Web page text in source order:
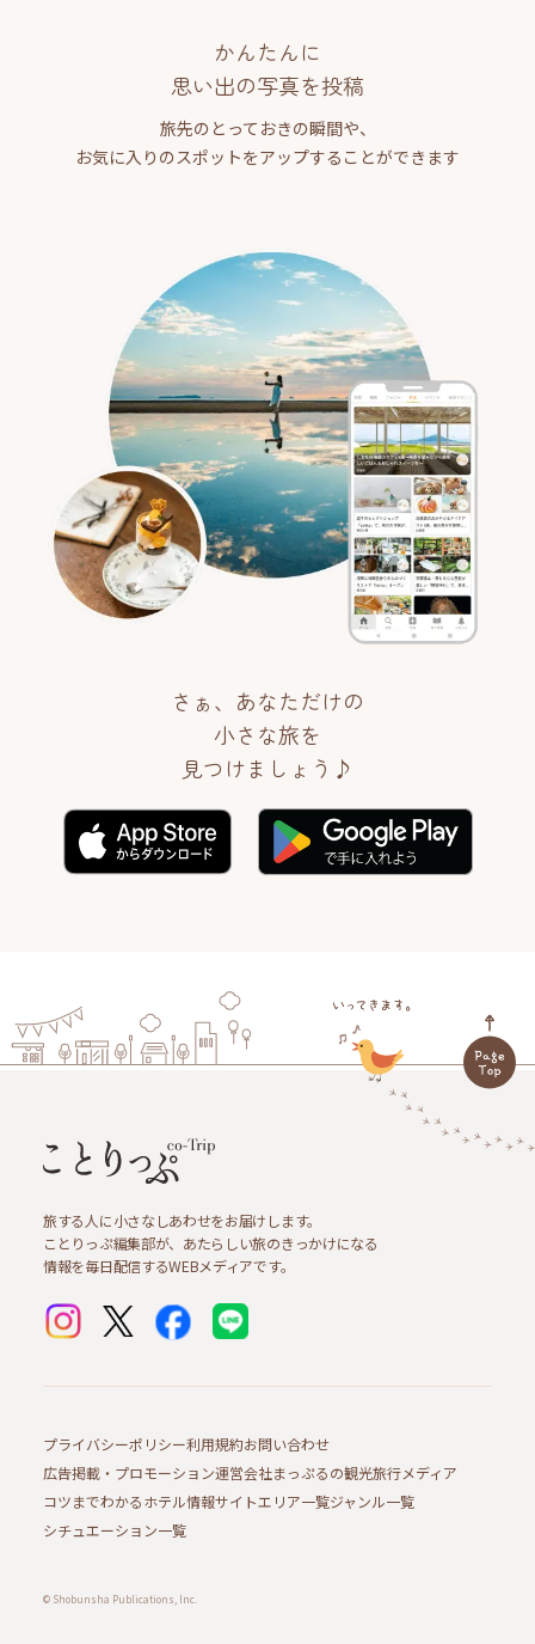
かんたんに
思い出の写真を投稿
旅先のとっておきの瞬間や、
お気に入りのスポットをアップすることができます
さぁ、あなただけの
小さな旅を
見つけましょう♪
旅する人に小さなしあわせをお届けします。
ことりっぷ編集部が、あたらしい旅のきっかけになる
情報を毎日配信するWEBメディアです。
プライバシーポリシー利用規約お問い合わせ
広告掲載・プロモーション運営会社まっぷるの観光旅行メディア
コツまでわかるホテル情報サイトエリア一覧ジャンル一覧
シチュエーション一覧
© Shobunsha Publications, Inc.